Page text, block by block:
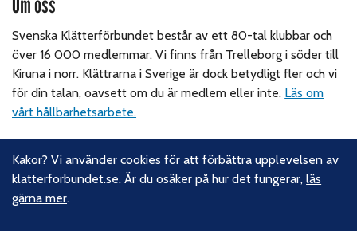
Svenska Klätterförbundet består av ett 80-tal klubbar och
över 16 000 medlemmar. Vi finns från Trelleborg i söder till
Kiruna i norr. Klättrarna i Sverige är dock betydligt fler och vi
för din talan, oavsett om du är medlem eller inte. Läs om
vårt hållbarhetsarbete.
Följ oss
Facebook
Kakor? Vi använder cookies för att förbättra upplevelsen av
klatterforbundet.se. Är du osäker på hur det fungerar,läs
gärna mer.